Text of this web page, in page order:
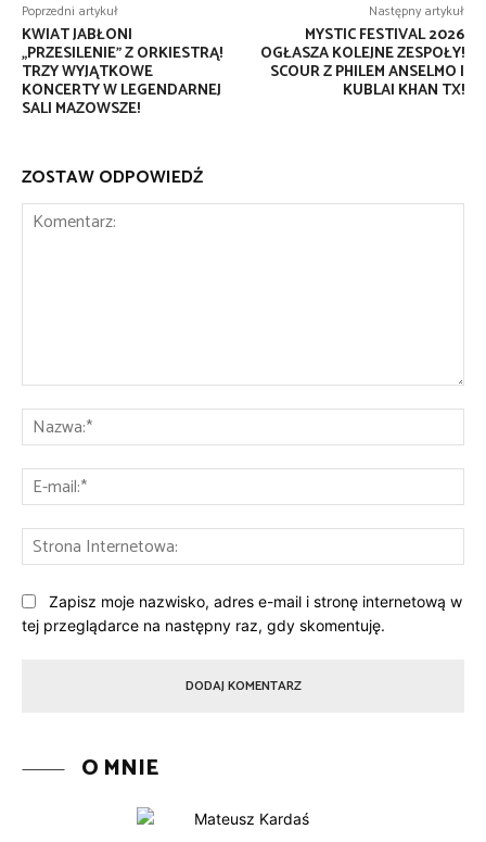
Poprzedni artykuł
KWIAT JABŁONI
„PRZESILENIE” Z ORKIESTRĄ!
TRZY WYJĄTKOWE
KONCERTY W LEGENDARNEJ
SALI MAZOWSZE!
Następny artykuł
MYSTIC FESTIVAL 2026
OGŁASZA KOLEJNE ZESPOŁY!
SCOUR Z PHILEM ANSELMO I
KUBLAI KHAN TX!
ZOSTAW ODPOWIEDŹ
Zapisz moje nazwisko, adres e-mail i stronę internetową w
tej przeglądarce na następny raz, gdy skomentuję.
O MNIE